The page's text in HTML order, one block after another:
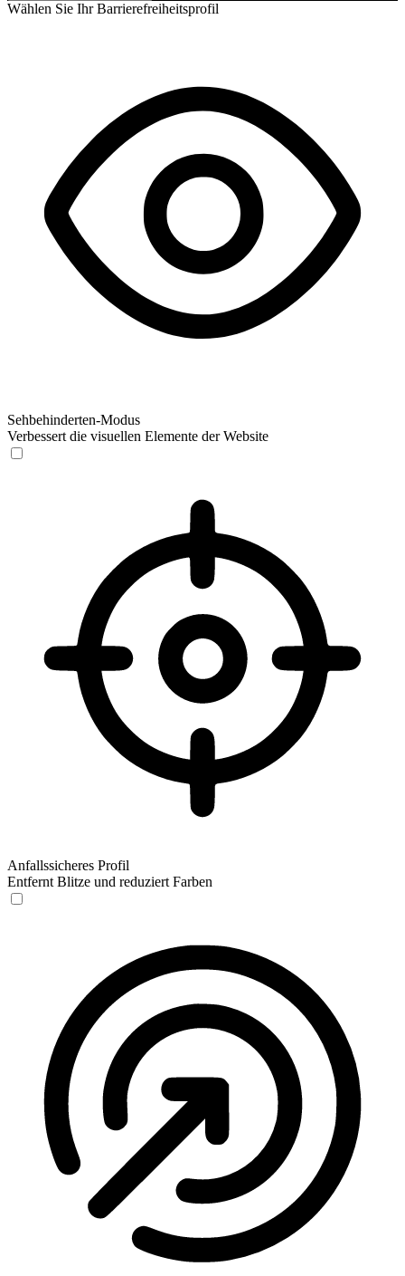
Wählen Sie Ihr Barrierefreiheitsprofil
Sehbehinderten-Modus
Verbessert die visuellen Elemente der Website
Anfallssicheres Profil
Entfernt Blitze und reduziert Farben